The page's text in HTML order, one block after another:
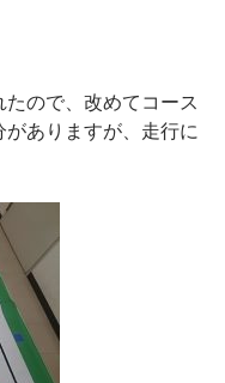
ので、改めてコース
ありますが、走行に